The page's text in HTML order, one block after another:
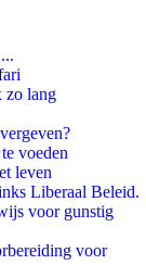
zo lang
voeden
leven
Liberaal Beleid.
voor gunstig
voor